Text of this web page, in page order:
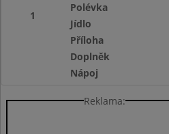
1
Polévka
Jídlo
Příloha
Doplněk
Nápoj
Reklama: